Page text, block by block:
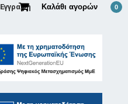
Καλάθι αγορών 0
Εγγραφή